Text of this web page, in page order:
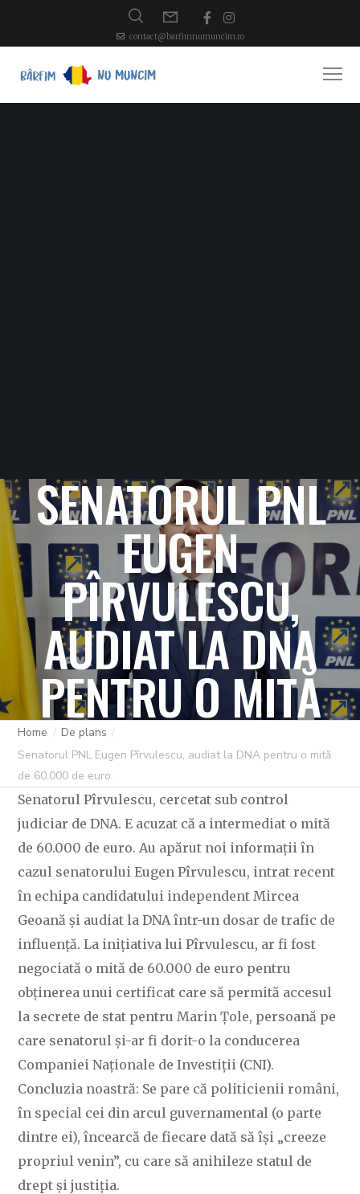
contact@barfimnumuncim.ro
SENATORUL PNL
EUGEN
PÎRVULESCU,
AUDIAT LA DNA
PENTRU O MITĂ
DE 60.000 DE
EURO.
C OVIDIU 14 OCTOMBRIE 2024 218 LIKES
Home
De plans
Senatorul PNL Eugen Pîrvulescu, audiat la DNA pentru o mită
de 60.000 de euro.
Senatorul Pîrvulescu, cercetat sub control
judiciar de DNA. E acuzat că a intermediat o mită
de 60.000 de euro. Au apărut noi informații în
cazul senatorului Eugen Pîrvulescu, intrat recent
în echipa candidatului independent Mircea
Geoană și audiat la DNA într-un dosar de trafic de
influență. La inițiativa lui Pîrvulescu, ar fi fost
negociată o mită de 60.000 de euro pentru
obținerea unui certificat care să permită accesul
la secrete de stat pentru Marin Țole, persoană pe
care senatorul și-ar fi dorit-o la conducerea
Companiei Naționale de Investiții (CNI).
Concluzia noastră: Se pare că politicienii români,
în special cei din arcul guvernamental (o parte
dintre ei), încearcă de fiecare dată să își „creeze
propriul venin”, cu care să anihileze statul de
drept și justiția.